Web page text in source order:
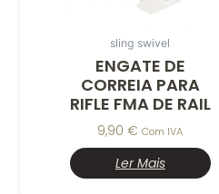
sling swivel
ENGATE DE
CORREIA PARA
RIFLE FMA DE RAIL
9,90€ Com IVA
Ler Mais